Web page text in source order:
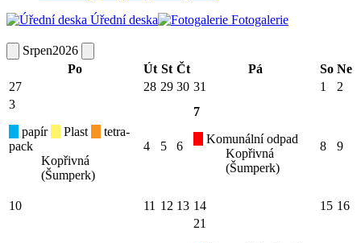
Úřední deska
Fotogalerie
Srpen2026
Po
Út St Čt Pá So Ne
27
28 29 30 31 1
2
3
papír
Plast
tetra-
pack
Kopřivná
(Šumperk)
4 5 6
7
Komunální odpad
Kopřivná
(Šumperk)
8 9
10 11 12 13 14 15 16
21